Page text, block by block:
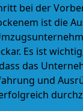
bei der
ist die
Es ist
das
und